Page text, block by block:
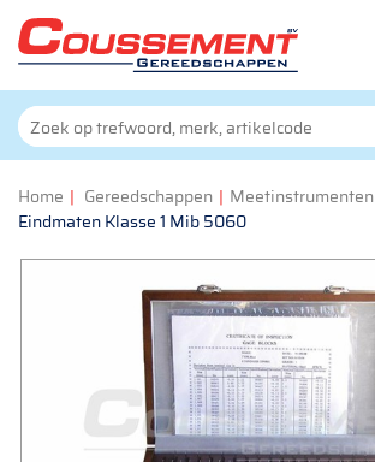
Home | Gereedschappen | Meetinstrumenten
Eindmaten Klasse 1 Mib 5060